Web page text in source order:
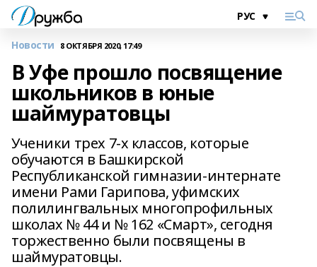
Новости 8 ОКТЯБРЯ 2020, 17:49
В Уфе прошло посвящение
школьников в юные
шаймуратовцы
Ученики трех 7-х классов, которые
обучаются в Башкирской
Республиканской гимназии-интернате
имени Рами Гарипова, уфимских
полилингвальных многопрофильных
школах № 44 и № 162 «Смарт», сегодня
торжественно были посвящены в
шаймуратовцы.